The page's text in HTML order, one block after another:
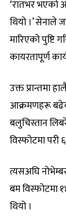
‘रातभर भएको
थियो ।’ सेनाले
मारिएको
कायरतापूर्ण
उक्त प्रान्तमा
आक्रमणहरू
बलुचिस्तान
विस्फोटमा परी
त्यसअघि
बम विस्फोटमा
थियो ।